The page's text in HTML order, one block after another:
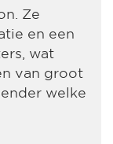
Ze
en een
wat
van groot
welke